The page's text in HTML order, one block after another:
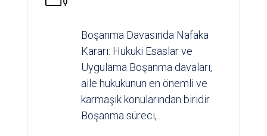
Boşanma Davasında Nafaka
Kararı: Hukuki Esaslar ve
Uygulama Boşanma davaları,
aile hukukunun en önemli ve
karmaşık konularından biridir.
Boşanma süreci,...